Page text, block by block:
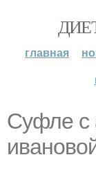
главная
Суфле с